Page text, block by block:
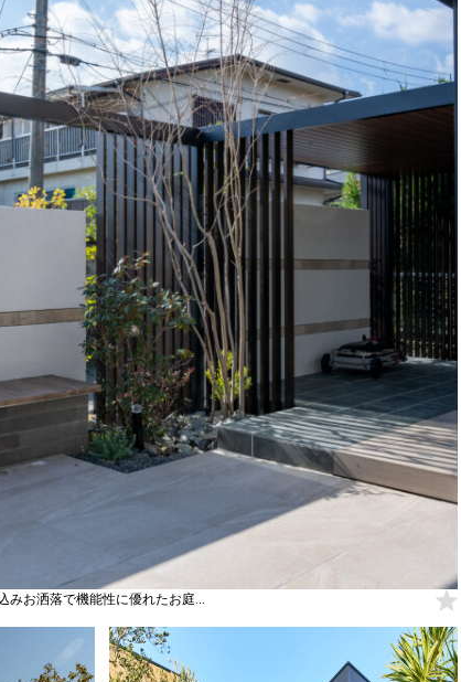
みお洒落で機能性に優れたお庭...